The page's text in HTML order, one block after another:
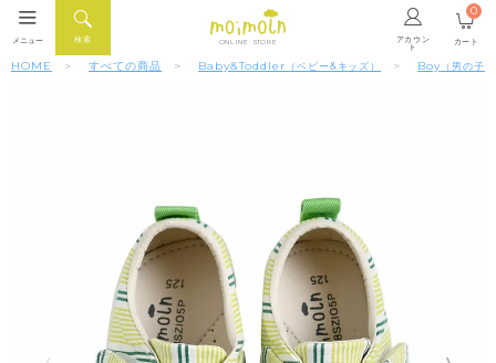
ONLINE STORE アカウン
ト
検索
メニュー カート
0
HOME すべての商品 Baby&Toddler （ベビー&キッズ） Boy （男の子）